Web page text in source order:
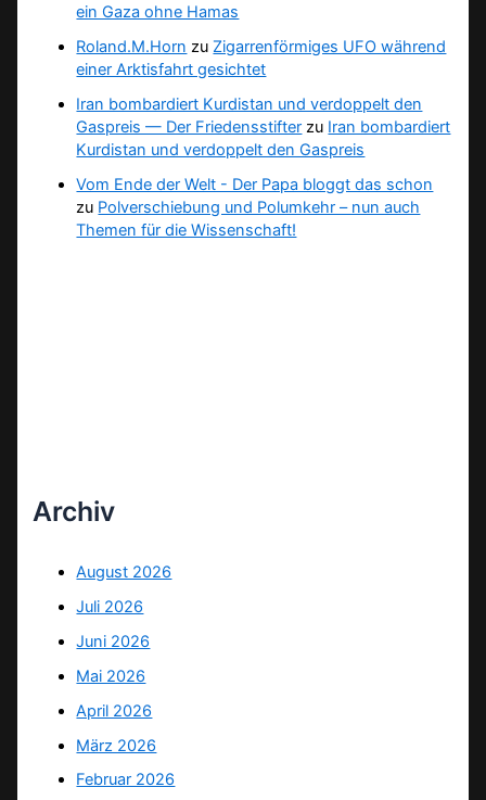
ein Gaza ohne Hamas
Roland.M.Horn zu Zigarrenförmiges UFO während
einer Arktisfahrt gesichtet
Iran bombardiert Kurdistan und verdoppelt den
Gaspreis — Der Friedensstifter zu Iran bombardiert
Kurdistan und verdoppelt den Gaspreis
Vom Ende der Welt - Der Papa bloggt das schon
zu Polverschiebung und Polumkehr – nun auch
Themen für die Wissenschaft!
Archiv
August 2026
Juli 2026
Juni 2026
Mai 2026
April 2026
März 2026
Februar 2026